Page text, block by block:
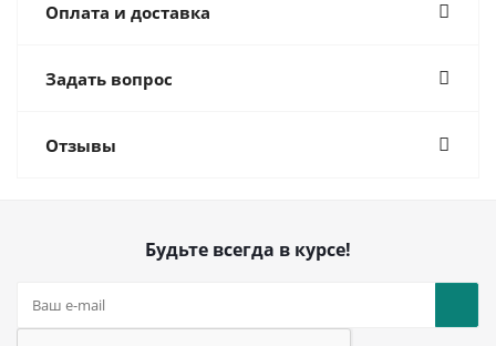
Оплата и доставка
Задать вопрос
Отзывы
Будьте всегда в курсе!